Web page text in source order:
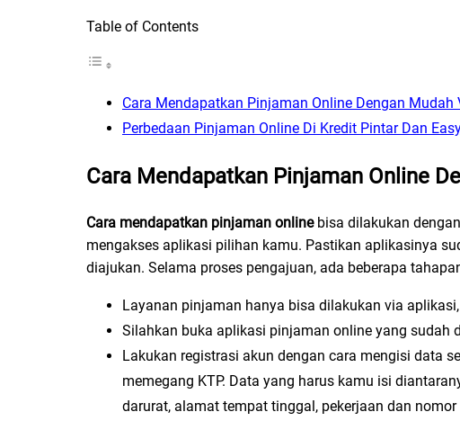
Table of Contents
Cara Mendapatkan Pinjaman Online Dengan Mudah
Perbedaan Pinjaman Online Di Kredit Pintar Dan
Cara Mendapatkan Pinjaman Online
Cara mendapatkan pinjaman online bisa dilakukan
mengakses aplikasi pilihan kamu. Pastikan aplikasinya
diajukan. Selama proses pengajuan, ada beberapa
Layanan pinjaman hanya bisa dilakukan via
Silahkan buka aplikasi pinjaman online yang sudah
Lakukan registrasi akun dengan cara mengisi data
memegang KTP. Data yang harus kamu isi
darurat, alamat tempat tinggal, pekerjaan dan